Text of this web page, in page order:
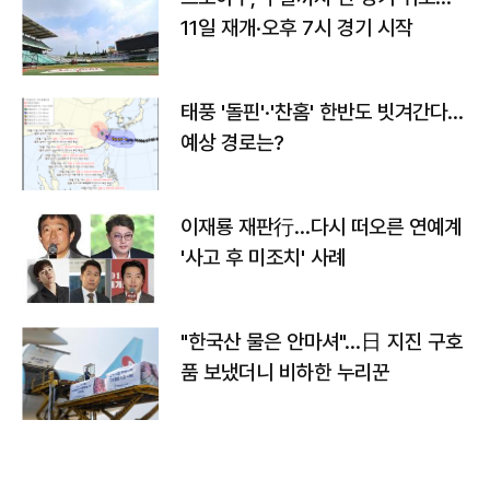
11일 재개·오후 7시 경기 시작
태풍 '돌핀'·'찬홈' 한반도 빗겨간다…
예상 경로는?
이재룡 재판行…다시 떠오른 연예계
'사고 후 미조치' 사례
"한국산 물은 안마셔"…日 지진 구호
품 보냈더니 비하한 누리꾼